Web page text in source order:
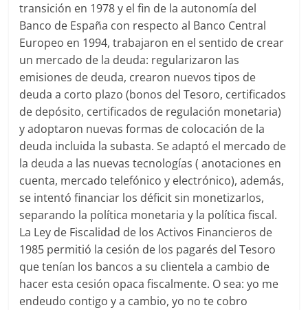
transición en 1978 y el fin de la autonomía del
Banco de España con respecto al Banco Central
Europeo en 1994, trabajaron en el sentido de crear
un mercado de la deuda: regularizaron las
emisiones de deuda, crearon nuevos tipos de
deuda a corto plazo (bonos del Tesoro, certificados
de depósito, certificados de regulación monetaria)
y adoptaron nuevas formas de colocación de la
deuda incluida la subasta. Se adaptó el mercado de
la deuda a las nuevas tecnologías ( anotaciones en
cuenta, mercado telefónico y electrónico), además,
se intentó financiar los déficit sin monetizarlos,
separando la política monetaria y la política fiscal.
La Ley de Fiscalidad de los Activos Financieros de
1985 permitió la cesión de los pagarés del Tesoro
que tenían los bancos a su clientela a cambio de
hacer esta cesión opaca fiscalmente. O sea: yo me
endeudo contigo y a cambio, yo no te cobro